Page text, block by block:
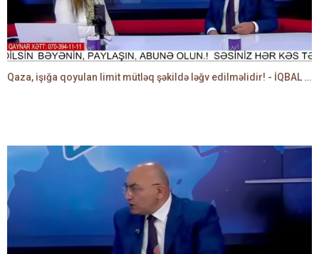
Qaza, işığa qoyulan limit mütləq şəkildə ləğv edilməlidir! - İQBAL AĞAZADƏ